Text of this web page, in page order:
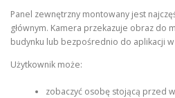
Panel zewnętrzny montowany jest
głównym. Kamera przekazuje obraz do
budynku lub bezpośrednio do aplikacji
Użytkownik może:
zobaczyć osobę stojącą przed